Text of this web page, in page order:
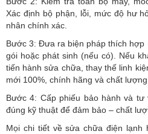
Xác định bộ phận, lỗi, mức độ hư
nhân chính xác.
Bước 3: Đưa ra biện pháp thích hợp
gói hoặc phát sinh (nếu có). Nếu
tiến hành sửa chữa, thay thế linh
mới 100%, chính hãng và chất
Bước 4: Cấp phiếu bảo hành và tư
đúng kỹ thuật để đảm bảo – chất
Mọi chi tiết về sửa chữa điện lạnh